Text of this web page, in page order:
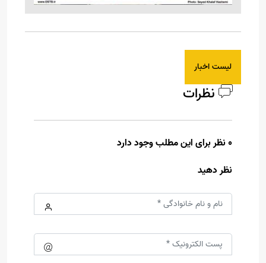
لیست اخبار
نظرات
0 نظر برای این مطلب وجود دارد
نظر دهید